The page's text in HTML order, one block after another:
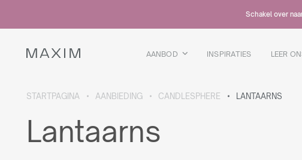
Schakel over
AANBOD INSPIRATIES LEER
Kelkglazen
MEER OVER DE COLLECTIE
STARTPAGINA AANBIEDING CANDLESPHERE LANTAARNS
Lantaarns